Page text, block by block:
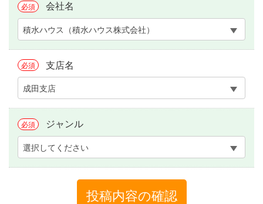
必須 会社名
積水ハウス（積水ハウス株式会社）
必須 支店名
成田支店
必須 ジャンル
選択してください
投稿内容の確認